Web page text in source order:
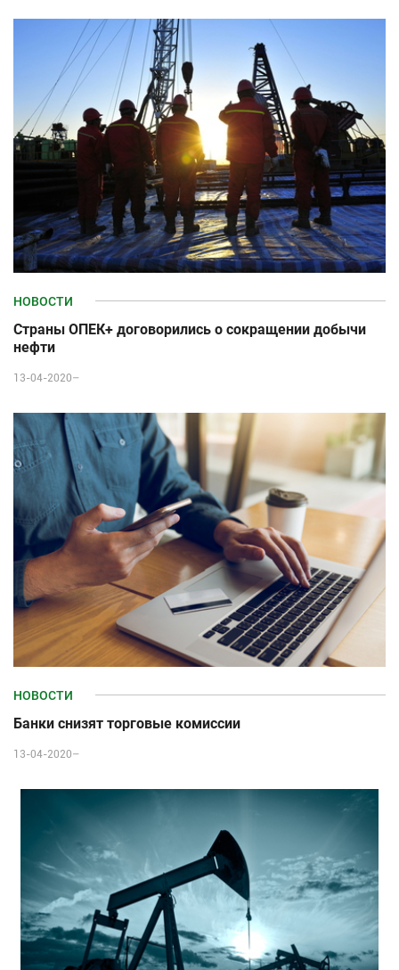
НОВОСТИ
Страны ОПЕК+ договорились о сокращении добычи
нефти
13-04-2020–
НОВОСТИ
Банки снизят торговые комиссии
13-04-2020–